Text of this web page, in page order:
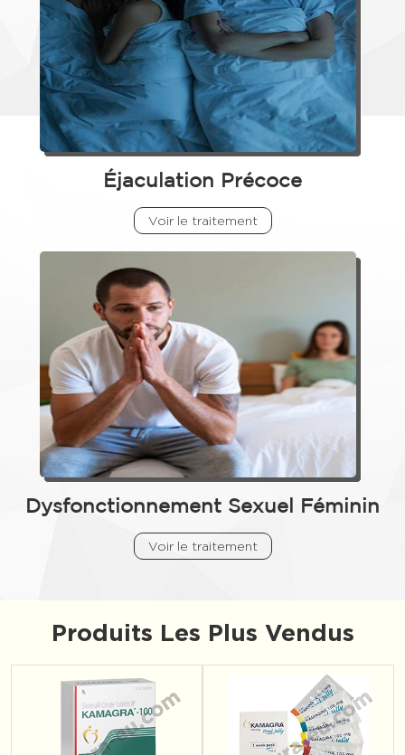
Éjaculation Précoce
Voir le traitement
Dysfonctionnement Sexuel Féminin
Voir le traitement
Produits Les Plus Vendus